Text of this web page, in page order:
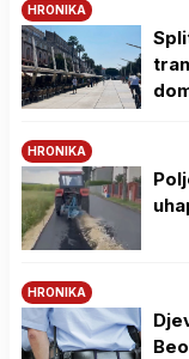
HRONIKA
HRONIKA
HRONIKA